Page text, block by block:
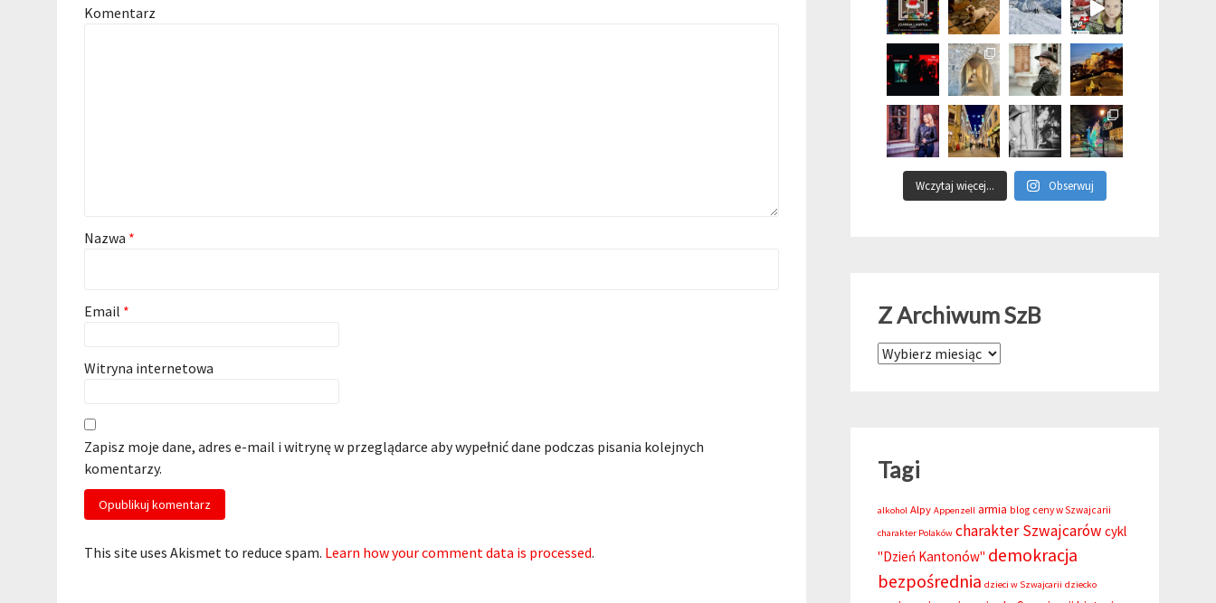
Komentarz
Nazwa *
Email *
Witryna internetowa
Zapisz moje dane, adres e-mail i witrynę w przeglądarce aby wypełnić dane podczas pisania kolejnych
komentarzy.
This site uses Akismet to reduce spam. Learn how your comment data is processed.
Wczytaj więcej... Obserwuj
Z Archiwum SzB
Z Archiwum SzB
Tagi
alkohol Alpy Appenzell armia blog ceny w Szwajcarii
charakter Polaków charakter Szwajcarów cykl
"Dzień Kantonów" demokracja
bezpośrednia dzieci w Szwajcarii dziecko